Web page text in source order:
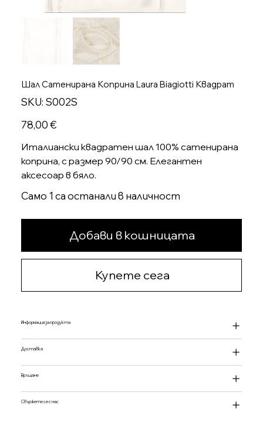
Шал Сатенирана Коприна Laura Biagiotti Квадрат
SKU: SKU
S002S
S002S
Цена
78,00 €
Италиански квадратен шал 100% сатенирана
коприна, с размер 90/90 см. Елегантен
аксесоар в бяло.
Само 1 са останали в наличност
Добави в кошницата
Купете сега
Информация за продукта
Доставка
Връщане
Свържете се с нас